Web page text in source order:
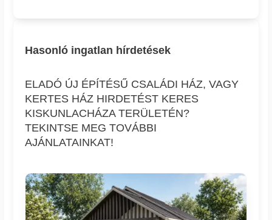
Hasonló ingatlan hírdetések
ELADÓ ÚJ ÉPÍTÉSŰ CSALÁDI HÁZ, VAGY
KERTES HÁZ HIRDETÉST KERES
KISKUNLACHÁZA TERÜLETÉN?
TEKINTSE MEG TOVÁBBI
AJÁNLATAINKAT!